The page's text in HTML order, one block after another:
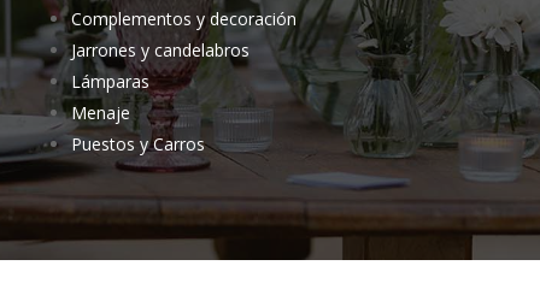
Complementos y decoración
Jarrones y candelabros
Lámparas
Menaje
Puestos y Carros